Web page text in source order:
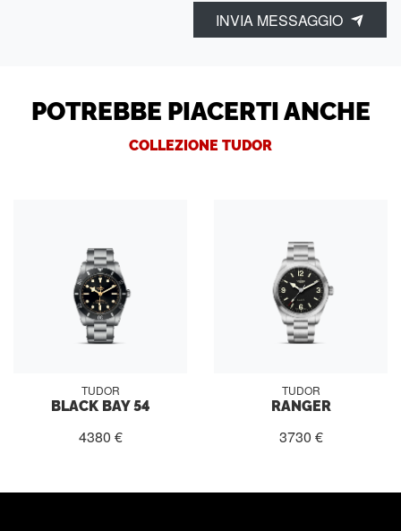
INVIA MESSAGGIO
POTREBBE PIACERTI ANCHE
COLLEZIONE TUDOR
TUDOR
BLACK BAY 54
4380 €
TUDOR
RANGER
3730 €